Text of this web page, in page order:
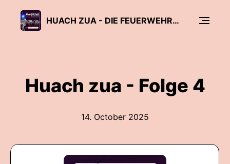
HUACH ZUA - DIE FEUERWEHR-NACHRICHTEN AUS DER STEIERMARK FÜR DIE STEIERMARK
Huach zua - Folge 4
14. October 2025